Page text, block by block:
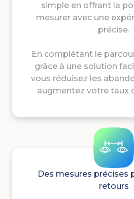
simple en offrant la
mesurer avec une
précise.
En complétant le
grâce à une solution
vous réduisez les
augmentez votre taux
Des mesures précises
retours